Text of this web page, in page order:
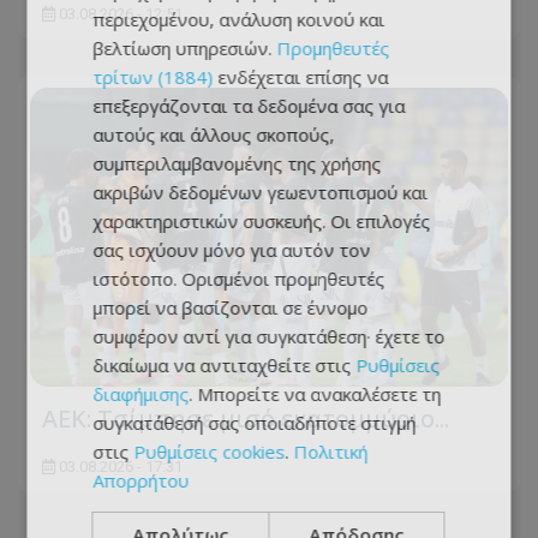
03.08.2026 - 12:51
ΑΕΚ: Τσίμπησε μισό εκατομμύριο...
03.08.2026 - 17:31
περιεχομένου, ανάλυση κοινού και
βελτίωση υπηρεσιών. Προμηθευτές
τρίτων (1884) ενδέχεται επίσης να
επεξεργάζονται τα δεδομένα σας για
αυτούς και άλλους σκοπούς,
συμπεριλαμβανομένης της χρήσης
ακριβών δεδομένων γεωεντοπισμού και
χαρακτηριστικών συσκευής. Οι επιλογές
σας ισχύουν μόνο για αυτόν τον
ιστότοπο. Ορισμένοι προμηθευτές
μπορεί να βασίζονται σε έννομο
συμφέρον αντί για συγκατάθεση· έχετε το
δικαίωμα να αντιταχθείτε στις Ρυθμίσεις
διαφήμισης. Μπορείτε να ανακαλέσετε τη
συγκατάθεσή σας οποιαδήποτε στιγμή
στις Ρυθμίσεις cookies. Πολιτική
Απορρήτου